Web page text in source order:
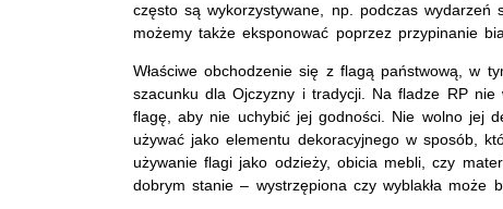
często są wykorzystywane, np. podczas
możemy także eksponować poprzez przypinanie
Właściwe obchodzenie się z flagą państwową, w
szacunku dla Ojczyzny i tradycji. Na fladze RP
flagę, aby nie uchybić jej godności. Nie wolno jej
używać jako elementu dekoracyjnego w sposób,
używanie flagi jako odzieży, obicia mebli, czy
dobrym stanie – wystrzępiona czy wyblakła może